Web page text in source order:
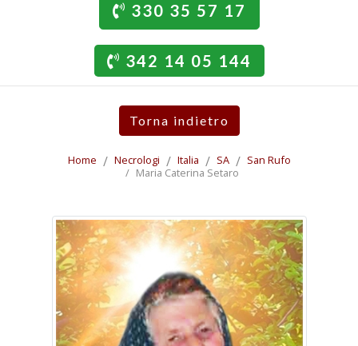
330 35 57 17
342 14 05 144
Torna indietro
Home Necrologi Italia SA
San Rufo
Maria Caterina Setaro